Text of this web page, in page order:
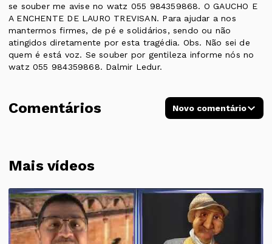
Mais vídeos
se souber me avise no watz 055 984359868. O GAUCHO E
A ENCHENTE DE LAURO TREVISAN. Para ajudar a nos
mantermos firmes, de pé e solidários, sendo ou não
atingidos diretamente por esta tragédia. Obs. Não sei de
quem é está voz. Se souber por gentileza informe nós no
watz 055 984359868. Dalmir Ledur.
Comentários Novo comentário